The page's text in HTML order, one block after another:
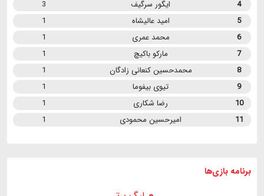
4
ایگور سرگیف
3
5
امید عالیشاه
1
6
محمد عمری
1
7
مارکو باکیچ
1
8
محمدحسین کنعانی زادگان
1
9
تیوی بیفوما
1
10
رضا شکاری
1
11
امیرحسین محمودی 1
برنامه بازی ها